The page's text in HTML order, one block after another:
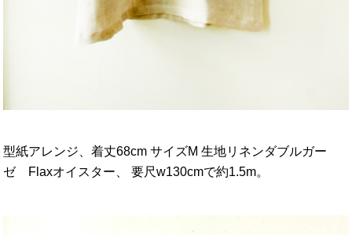
型紙アレンジ、着丈68cm サイズM 生地リネンダブルガー
ゼ Flaxオイスター、 要尺w130cmで約1.5m。